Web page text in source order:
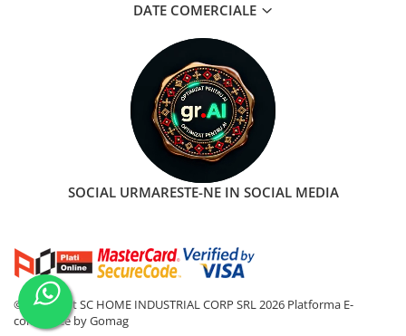
DATE COMERCIALE
SOCIAL URMARESTE-NE IN SOCIAL MEDIA
©Copyright SC HOME INDUSTRIAL CORP SRL 2026 Platforma E-
commerce by Gomag